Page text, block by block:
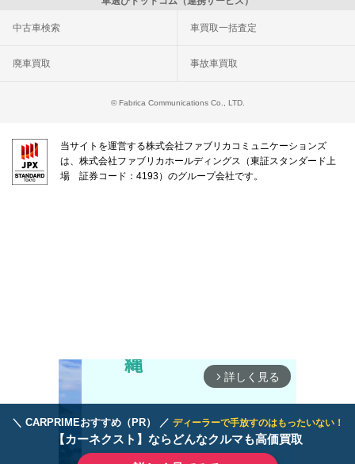
＼ CARPRIMEおすすめ（PR） ／ ディーラーで手放すのはもったいない！
【カーネクスト】ならどんなクルマも高価買取
中古車検索 車買取一括査定
廃車買取 事故車買取
© Fabrica Communications Co., LTD.
当サイトを運営する株式会社ファブリカコミュニケーションズ
は、株式会社ファブリカホールディングス（東証スタンダード上
場 証券コード：4193）のグループ会社です。
arrow_forward_ios 詳しく見る